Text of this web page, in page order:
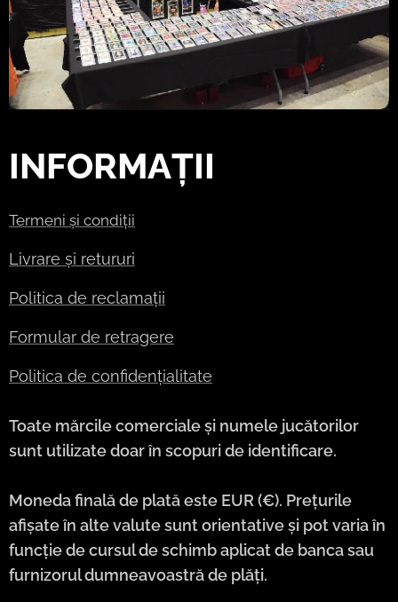
INFORMAȚII
Termeni și condiții
Livrare și retururi
Politica de reclamații
Formular de retragere
Politica de confidențialitate
Toate mărcile comerciale și numele jucătorilor
sunt utilizate doar în scopuri de identificare.
Moneda finală de plată este EUR (€). Prețurile
afișate în alte valute sunt orientative și pot varia în
funcție de cursul de schimb aplicat de banca sau
furnizorul dumneavoastră de plăți.